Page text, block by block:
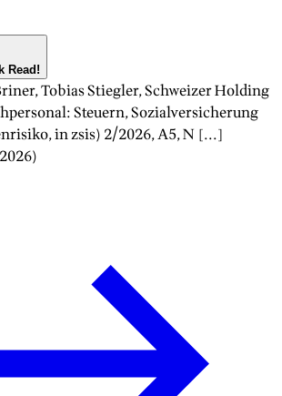
Read!
Tobias Stiegler,Schweizer Holding
Steuern, Sozialversicherung
, in zsis) 2/2026, A5, N [...]
2026)